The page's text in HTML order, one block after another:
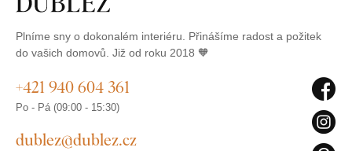
Plníme sny o dokonalém interiéru. Přinášíme radost a požitek
do vašich domovů. Již od roku 2018 🧡
+421 940 604 361
Po - Pá (09:00 - 15:30)
dublez@dublez.cz